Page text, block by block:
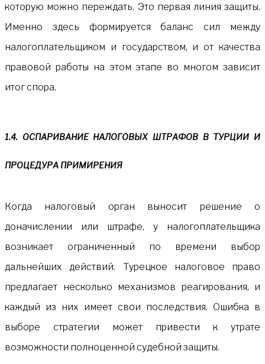
которую можно переждать. Это первая линия защиты.
Именно здесь формируется баланс сил между
налогоплательщиком и государством, и от качества
правовой работы на этом этапе во многом зависит
итог спора.
1.4. ОСПАРИВАНИЕ НАЛОГОВЫХ ШТРАФОВ В ТУРЦИИ И
ПРОЦЕДУРА ПРИМИРЕНИЯ
Когда налоговый орган выносит решение о
доначислении или штрафе, у налогоплательщика
возникает ограниченный по времени выбор
дальнейших действий. Турецкое налоговое право
предлагает несколько механизмов реагирования, и
каждый из них имеет свои последствия. Ошибка в
выборе стратегии может привести к утрате
возможности полноценной судебной защиты.